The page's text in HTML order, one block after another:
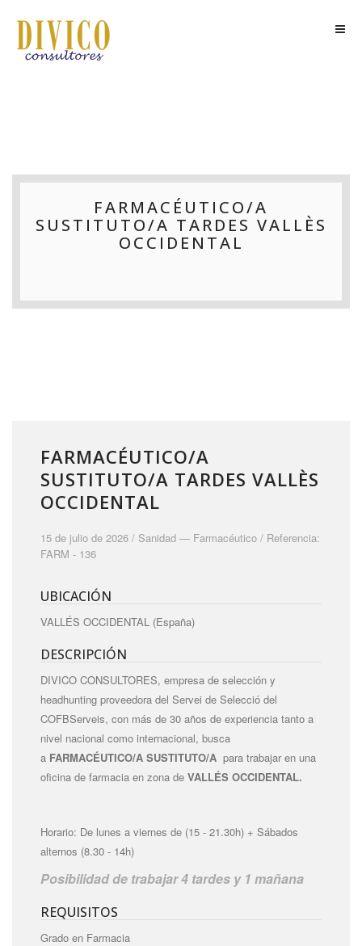
FARMACÉUTICO/A
SUSTITUTO/A TARDES VALLÈS
OCCIDENTAL
FARMACÉUTICO/A
SUSTITUTO/A TARDES VALLÈS
OCCIDENTAL
15 de julio de 2026 / Sanidad — Farmacéutico / Referencia:
FARM - 136
UBICACIÓN
VALLÉS OCCIDENTAL (España)
DESCRIPCIÓN
DIVICO CONSULTORES, empresa de selección y
headhunting proveedora del Servei de Selecció del
COFBServeis, con más de 30 años de experiencia tanto a
nivel nacional como internacional, busca
a FARMACÉUTICO/A SUSTITUTO/A para trabajar en una
oficina de farmacia en zona de VALLÉS OCCIDENTAL.
Horario: De lunes a viernes de (15 - 21.30h) + Sábados
alternos (8.30 - 14h)
Posibilidad de trabajar 4 tardes y 1 mañana
REQUISITOS
Grado en Farmacia